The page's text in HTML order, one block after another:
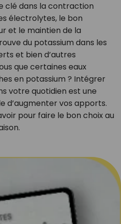
clé dans la contraction
électrolytes, le bon
et le maintien de la
du potassium dans les
et bien d’autres
que certaines eaux
en potassium ? Intégrer
votre quotidien est une
d’augmenter vos apports.
pour faire le bon choix au